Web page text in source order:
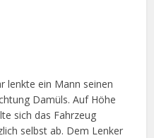
lenkte ein Mann seinen
Damüls. Auf Höhe
sich das Fahrzeug
selbst ab. Dem Lenker